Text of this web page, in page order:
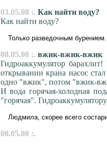
03.05.08 :. Как найти воду?
Как найти воду?
Только разведочным бурением.
08.05.08 :. вжик-вжик-вжик
Гидроаккумулятор
открывании крана насос
одно "вжик", потом "вжик-
И вода горячая-холодная
"горячая".
Людмила, скорее всего
08.05.08 :.